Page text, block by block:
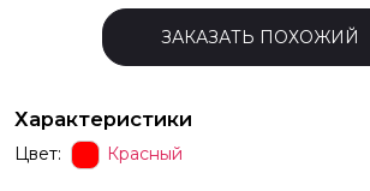
ЗАКАЗАТЬ ПОХОЖИЙ
Характеристики
Цвет: Красный